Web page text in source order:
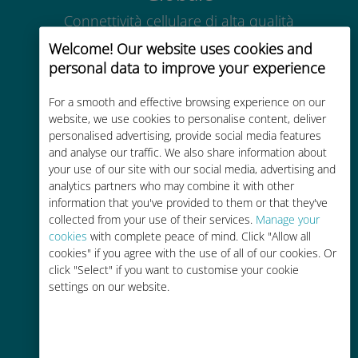
Welcome! Our website uses cookies and
personal data to improve your experience
For a smooth and effective browsing experience on our
website, we use cookies to personalise content, deliver
personalised advertising, provide social media features
and analyse our traffic. We also share information about
your use of our site with our social media, advertising and
analytics partners who may combine it with other
information that you've provided to them or that they've
collected from your use of their services. Manage your
cookies with complete peace of mind. Click "Allow all
cookies" if you agree with the use of all of our cookies. Or
click "Select" if you want to customise your cookie
settings on our website.
Connettività cellulare di alta qualità
in tutto il mondo in oltre 200
destinazioni
Economico
Fino al 90% in meno rispetto alle
tariffe di roaming con il vostro
operatore attuale